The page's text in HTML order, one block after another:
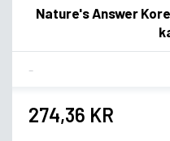
Nature's Answer
274,36 KR